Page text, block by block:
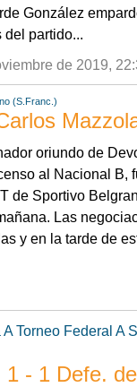
González
del partido...
de 2019,
(S.Franc.)
oriundo de
al Nacional B,
de Sportivo
Las
y en la tarde de
A Torneo Federal A
- 1 Defe.